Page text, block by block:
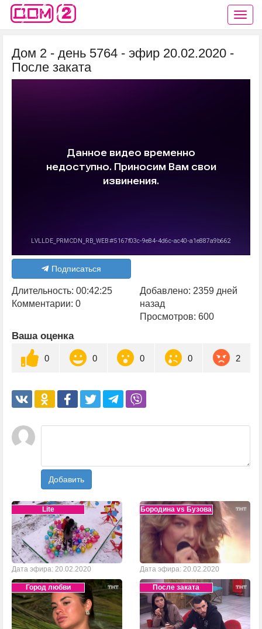
Дом 2 - день 5764 - эфир 20.02.2020 -
После заката
Подписаться
Длительность: 00:42:25
Комментарии: 0
Добавлено: 2359 дней
назад
Просмотров: 600
Ваша оценка
0 0 0 0 2
Добавить
Lite
Дата эфира: 20.02.2020
Бородина vs Бузова
Дата эфира: 20.02.2020
Город любви После заката